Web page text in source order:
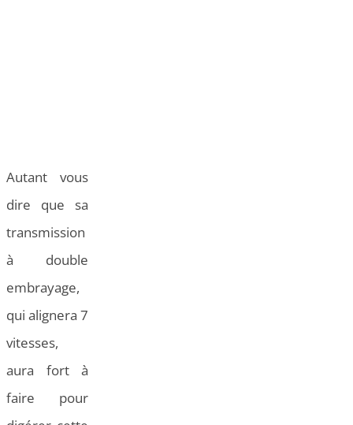
Autant vous
dire que sa
transmission
à double
embrayage,
qui alignera 7
vitesses,
aura fort à
faire pour